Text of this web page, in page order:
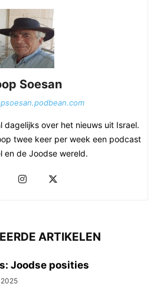
Soesan
over het nieuws uit Israel.
twee keer per week een podcast
en de Joodse wereld.
ARTIKELEN
Joodse posities